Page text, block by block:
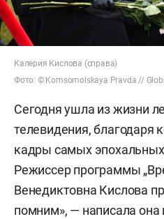
Калерия Кислова (справа)
Фото: © Komsomolskaya Pravda //
Сегодня ушла из жизни
телевидения, благодаря
кадры самых
Режиссер программы
Венедиктовна Кислова
помним», — написала она